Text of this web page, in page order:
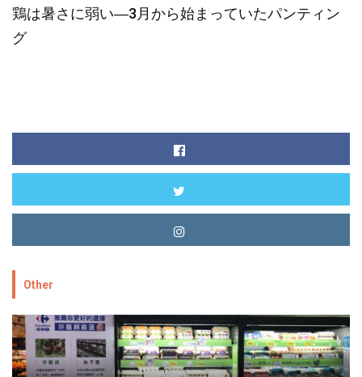
鶏は暑さに弱い―3月から始まっていたパンティン
グ
Other